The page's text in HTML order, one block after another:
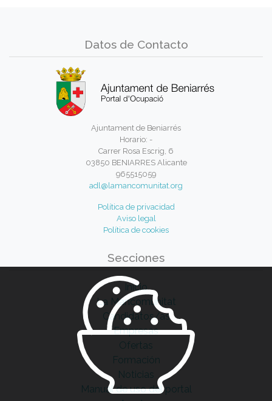
Datos de Contacto
Ajuntament de Beniarrés
Horario: -
Carrer Rosa Escrig, 6
03850 BENIARRES Alicante
965515059
adl@lamancomunitat.org
Política de privacidad
Aviso legal
Política de cookies
Secciones
Inicio
La Mancomunitat
Candidatos/as
Empresas
Ofertas
Formación
Noticias
Manual de uso del portal